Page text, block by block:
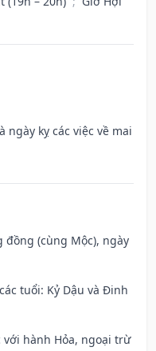
ngày kỵ các việc về mai
đồng (cùng Mộc), ngày
tuổi: Kỷ Dậu và Đinh
với hành Hỏa, ngoại trừ